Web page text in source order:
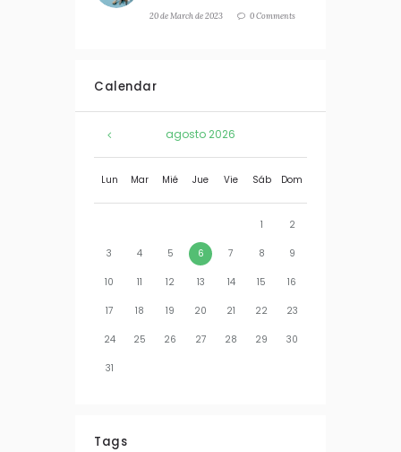
20 de March de 2023 0 Comments
Calendar
agosto 2026
Lun Mar Mié Jue Vie Sáb Dom
1 2
3 4 5 6 7 8 9
10 11 12 13 14 15 16
17 18 19 20 21 22 23
24 25 26 27 28 29 30
31
Tags